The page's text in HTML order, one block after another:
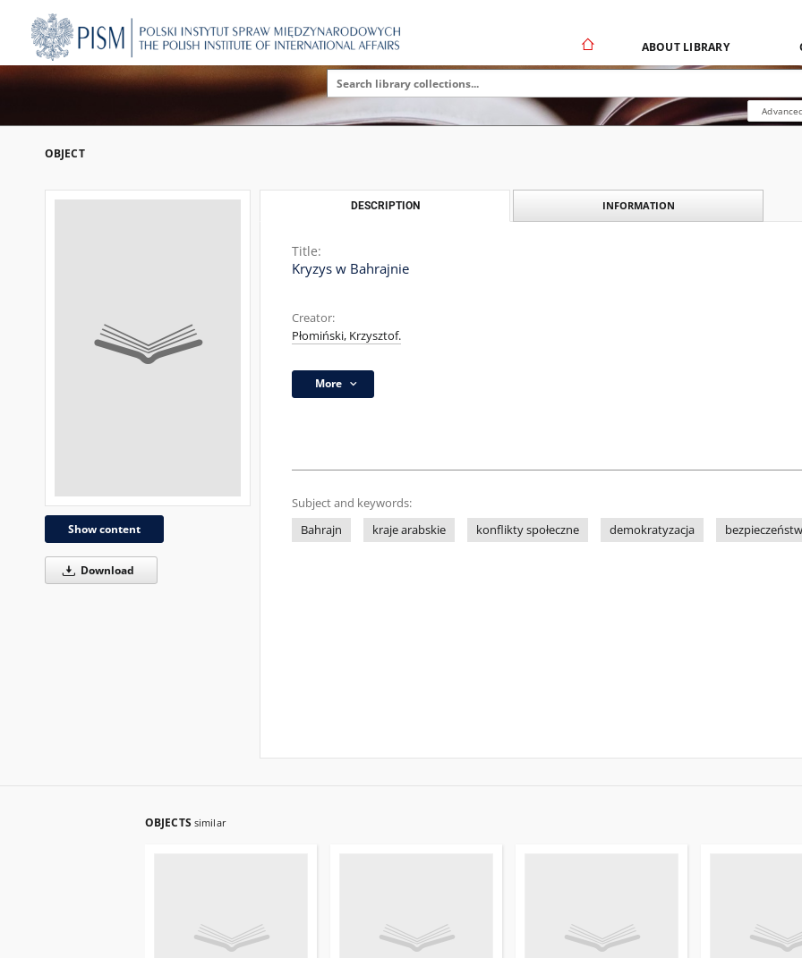
ABOUT LIBRARY
OBJECT
Show content
Download
DESCRIPTION INFORMATION
Title:
Kryzys w Bahrajnie
Creator:
Płomiński, Krzysztof.
More
Subject and keywords:
Bahrajn
kraje arabskie konflikty społeczne demokratyzacja
OBJECTS similar